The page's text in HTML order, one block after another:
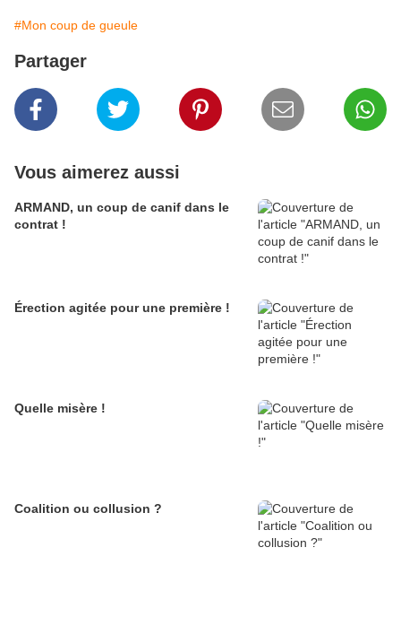
#Mon coup de gueule
Partager
Vous aimerez aussi
ARMAND, un coup de canif dans le
contrat !
Érection agitée pour une première !
Quelle misère !
Coalition ou collusion ?